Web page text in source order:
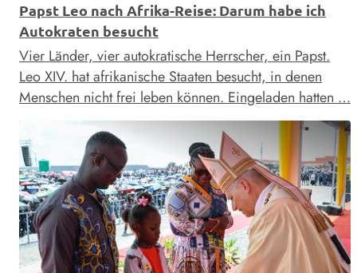
Papst Leo nach Afrika-Reise: Darum habe ich
Autokraten besucht
Vier Länder, vier autokratische Herrscher, ein Papst.
Leo XIV. hat afrikanische Staaten besucht, in denen
Menschen nicht frei leben können. Eingeladen hatten …